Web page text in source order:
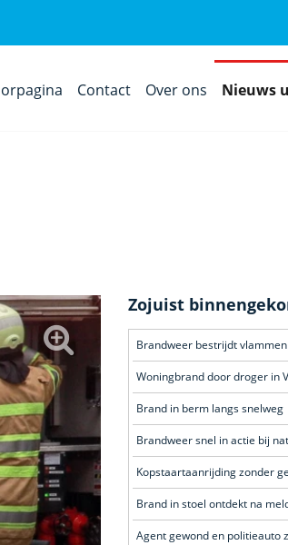
Contact Over ons Nieuws
Zojuist
Brandweer bestrijdt
Woningbrand door droger in
Brand in berm langs snelweg
Brandweer snel in actie bij
Kopstaartaanrijding zonder